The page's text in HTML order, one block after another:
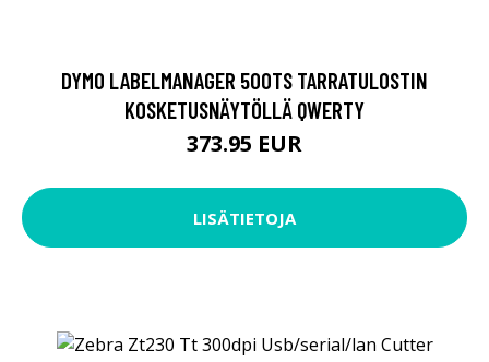
DYMO LABELMANAGER 500TS TARRATULOSTIN
KOSKETUSNÄYTÖLLÄ QWERTY
373.95 EUR
LISÄTIETOJA